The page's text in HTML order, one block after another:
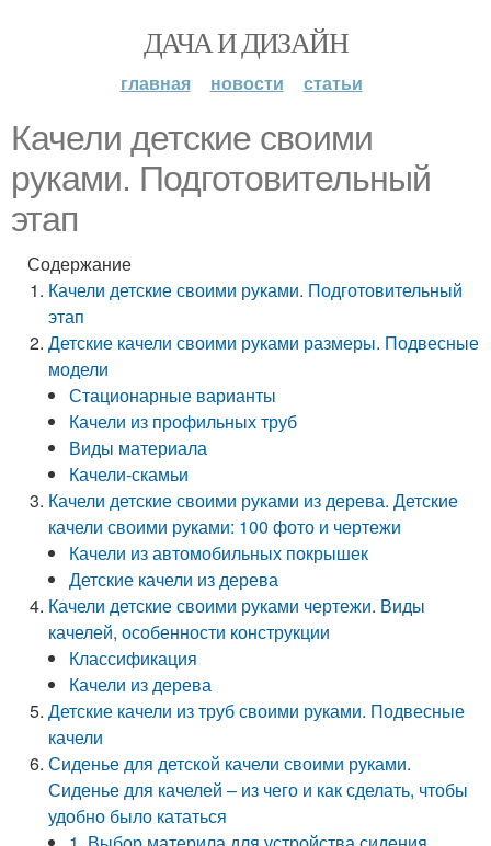
ДАЧА И ДИЗАЙН
главная новости статьи
Качели детские своими
руками. Подготовительный
этап
Содержание
Качели детские своими руками. Подготовительный
этап
Детские качели своими руками размеры. Подвесные
модели
Стационарные варианты
Качели из профильных труб
Виды материала
Качели-скамьи
Качели детские своими руками из дерева. Детские
качели своими руками: 100 фото и чертежи
Качели из автомобильных покрышек
Детские качели из дерева
Качели детские своими руками чертежи. Виды
качелей, особенности конструкции
Классификация
Качели из дерева
Детские качели из труб своими руками. Подвесные
качели
Сиденье для детской качели своими руками.
Сиденье для качелей – из чего и как сделать, чтобы
удобно было кататься